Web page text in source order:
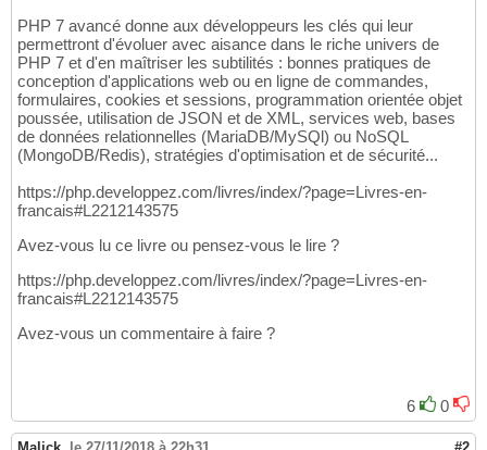
PHP 7 avancé donne aux développeurs les clés qui leur
permettront d'évoluer avec aisance dans le riche univers de
PHP 7 et d'en maîtriser les subtilités : bonnes pratiques de
conception d'applications web ou en ligne de commandes,
formulaires, cookies et sessions, programmation orientée objet
poussée, utilisation de JSON et de XML, services web, bases
de données relationnelles (MariaDB/MySQl) ou NoSQL
(MongoDB/Redis), stratégies d'optimisation et de sécurité...
https://php.developpez.com/livres/index/?page=Livres-en-
francais#L2212143575
Avez-vous lu ce livre ou pensez-vous le lire ?
https://php.developpez.com/livres/index/?page=Livres-en-
francais#L2212143575
Avez-vous un commentaire à faire ?
6 0